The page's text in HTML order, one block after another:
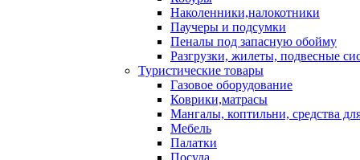
Наколенники,налокотники
Паучеры и подсумки
Пеналы под запасную обойму
Разгрузки, жилеты, подвесные
Туристические товары
Газовое оборудование
Коврики,матрасы
Мангалы, коптильни, средства
Мебель
Палатки
Посуда